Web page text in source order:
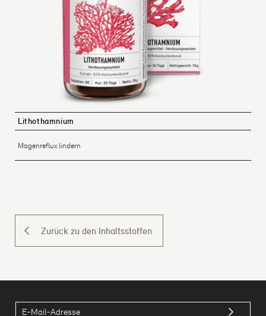
Lithothamnium
Magenreflux lindern
Zurück zu den Inhaltsstoffen